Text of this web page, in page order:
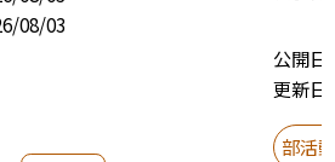
08/03
公開日
更新日
部活